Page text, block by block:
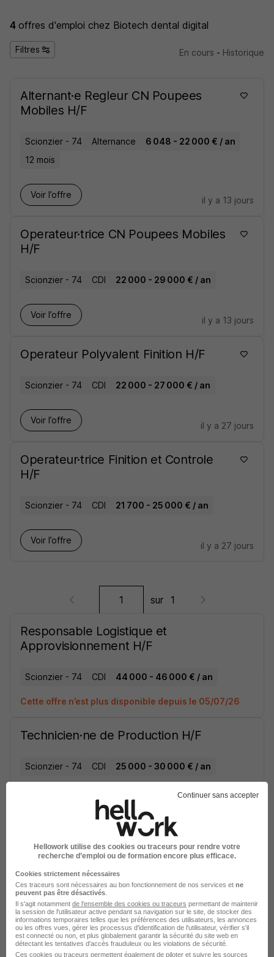
4 offres d'emploi chez Biotech dental digital
Filtres En cours - Historique
Alternant·e Regleur CN Poupees
Mobiles H/F
Scionzier - 74 Alternance
6 048 - 22 000 € / an
12 mois
Voir l’offre
il y a 13 jours
Operateur·trice CN Poupees Mobiles
H/F
Scionzier - 74 CDI 22 000 - 29 000 € / an
Voir l’offre
il y a 13 jours
Operateur Polyvalent Finition H/F
Scionzier - 74 CDI 22 000 - 27 000 € / an
Voir l’offre
il y a 27 jours
Operateur·trice Finition et Controle
H/F
Scionzier - 74 CDI 21 700 - 25 000 € / an
Voir l’offre
il y a 27 jours
sur 1
Responsable Logistique et
Approvisionnement H/F
Scionzier - 74 CDI 44 000 - 46 000 € / an
Cette offre n’est plus disponible depuis le 05/07/26
Technicien·ne de Production H/F
Scionzier - 74 CDI 25 000 - 30 000 € / an
Cette offre n’est plus disponible depuis le 24/06/26
BDDAssistant·e ADV H/F
Scionzier - 74 CDI 28 000 - 35 000 € / an
Cette offre n’est plus disponible depuis le 29/12/25
BDDAssistant·e ADV H/F
Scionzier - 74 CDI 28 000 - 35 000 € / an
Continuer sans accepter
Hellowork utilise des cookies ou traceurs pour rendre votre
recherche d’emploi ou de formation encore plus efficace.
Cookies strictement nécessaires
Ces traceurs sont nécessaires au bon fonctionnement de nos services et ne
peuvent pas être désactivés
Il s'agit notamment de l'ensemble des cookies ou traceurs permettant de maintenir
la session de l'utilisateur active pendant sa navigation sur le site, de stocker des
informations temporaires telles que les préférences des utilisateurs, les annonces
ou les offres vues, gérer les processus d'identification de l'utilisateur, vérifier s'il
est connecté ou non, et plus globalement garantir la sécurité du site web en
détectant les tentatives d'accès frauduleux ou les violations de sécurité.
Ces cookies ou traceurs permettent également de piloter et suivre les sources